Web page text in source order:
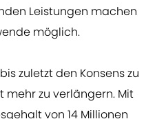
Leistungen machen
möglich.
zuletzt den Konsens zu
mehr zu verlängern. Mit
von 14 Millionen